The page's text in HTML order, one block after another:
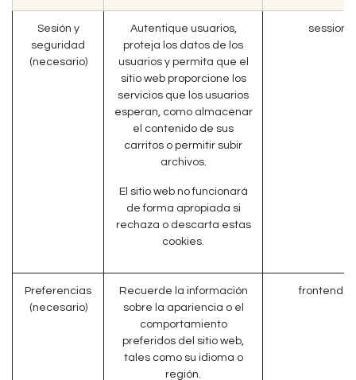
Sesión y
seguridad
(necesario)
Autentique usuarios,
proteja los datos de los
usuarios y permita que el
sitio web proporcione los
servicios que los usuarios
esperan, como almacenar
el contenido de sus
carritos o permitir subir
archivos.
El sitio web no funcionará
de forma apropiada si
rechaza o descarta estas
cookies.
Preferencias
(necesario)
Recuerde la información
sobre la apariencia o el
comportamiento
preferidos del sitio web,
tales como su idioma o
región.